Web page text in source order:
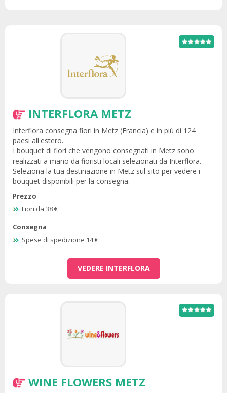
INTERFLORA METZ
Interflora consegna fiori in Metz (Francia) e in più di 124
paesi all'estero.
I bouquet di fiori che vengono consegnati in Metz sono
realizzati a mano da fioristi locali selezionati da Interflora.
Seleziona la tua destinazione in Metz sul sito per vedere i
bouquet disponibili per la consegna.
Prezzo
Fiori da 38 €
Consegna
Spese di spedizione 14 €
VEDERE INTERFLORA
WINE FLOWERS METZ